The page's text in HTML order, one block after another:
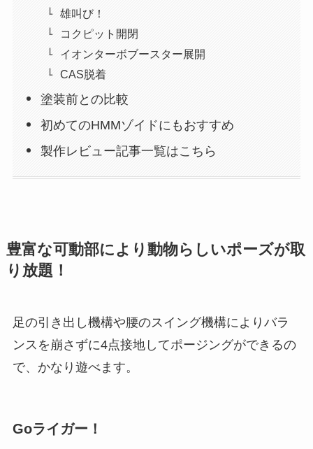
雄叫び！
コクピット開閉
イオンターボブースター展開
CAS脱着
塗装前との比較
初めてのHMMゾイドにもおすすめ
製作レビュー記事一覧はこちら
豊富な可動部により動物らしいポーズが取
り放題！
足の引き出し機構や腰のスイング機構によりバラ
ンスを崩さずに4点接地してポージングができるの
で、かなり遊べます。
Goライガー！